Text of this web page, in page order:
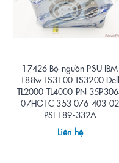
17426 Bộ nguồn PSU IBM
188w TS3100 TS3200 Dell
TL2000 TL4000 PN
07HG1C 353 076 403-02
PSF189-332A
Liên hệ